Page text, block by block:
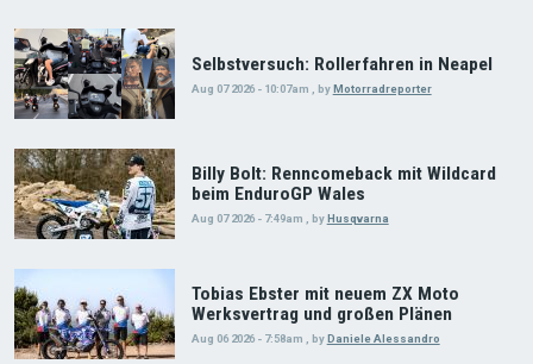
Selbstversuch: Rollerfahren in Neapel
Aug 07 2026 - 10:07am byMotorradreporter
Billy Bolt: Renncomeback mit Wildcard
beim EnduroGP Wales
Aug 07 2026 - 7:49am byHusqvarna
Tobias Ebster mit neuem ZX Moto
Werksvertrag und großen Plänen
Aug 06 2026 - 7:58am byDaniele Alessandro